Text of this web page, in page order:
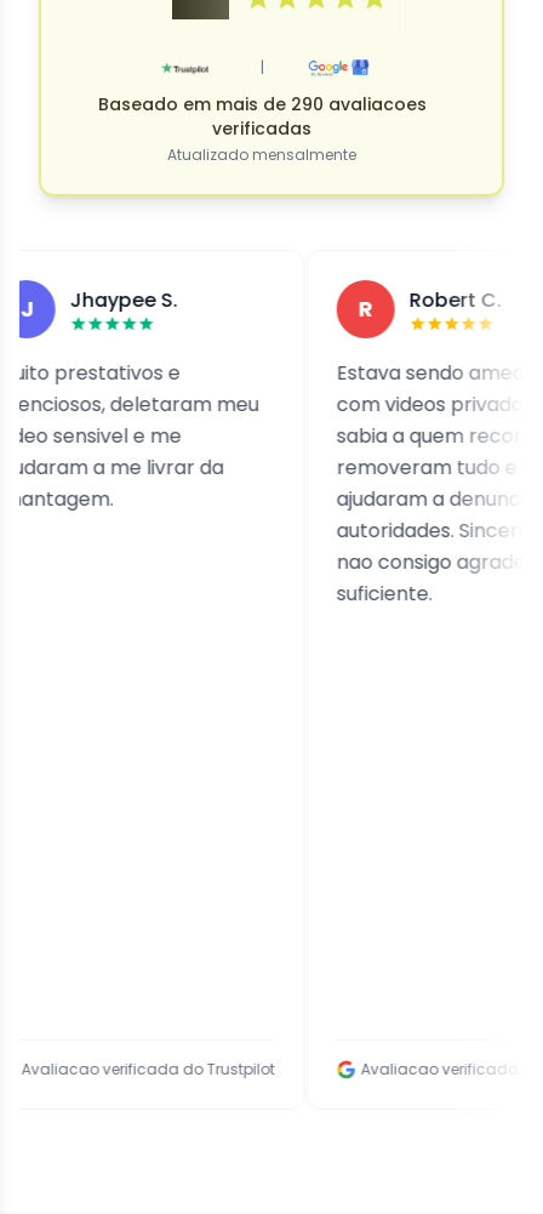
|
Baseado em mais de 290 avaliacoes
verificadas
Atualizado mensalmente
Jhaypee S.
prestativos e
deletaram meu
e me
a me livrar da
verificada do Trustpilot
Robert C.
Estava sendo ameacado
com videos privados e nao
sabia a quem recorrer.
removeram tudo e me
ajudaram a denunciar as
autoridades.
nao consigo agradecer o
suficiente.
Avaliacao verificada do